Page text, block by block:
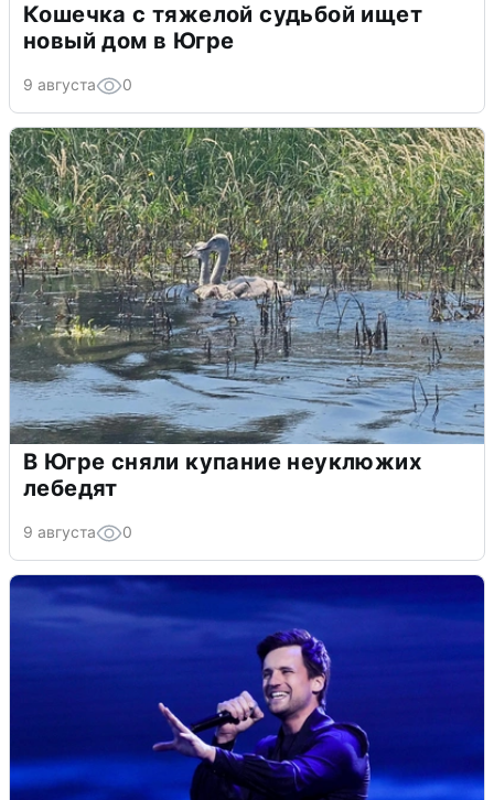
Кошечка с тяжелой судьбой ищет
новый дом в Югре
9 августа 0
В Югре сняли купание неуклюжих
лебедят
9 августа 0